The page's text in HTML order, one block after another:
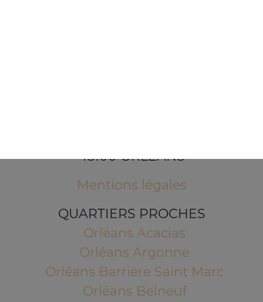
45100 ORLEANS
Mentions légales
QUARTIERS PROCHES
Orléans Acacias
Orléans Argonne
Orléans Barrière Saint Marc
Orléans Belneuf